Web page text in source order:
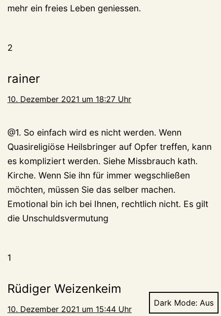
mehr ein freies Leben geniessen.
2
rainer
10. Dezember 2021 um 18:27 Uhr
@1. So einfach wird es nicht werden. Wenn
Quasireligiöse Heilsbringer auf Opfer treffen, kann
es kompliziert werden. Siehe Missbrauch kath.
Kirche. Wenn Sie ihn für immer wegschließen
möchten, müssen Sie das selber machen.
Emotional bin ich bei Ihnen, rechtlich nicht. Es gilt
die Unschuldsvermutung
1
Rüdiger Weizenkeim
10. Dezember 2021 um 15:44 Uhr
Dark Mode: